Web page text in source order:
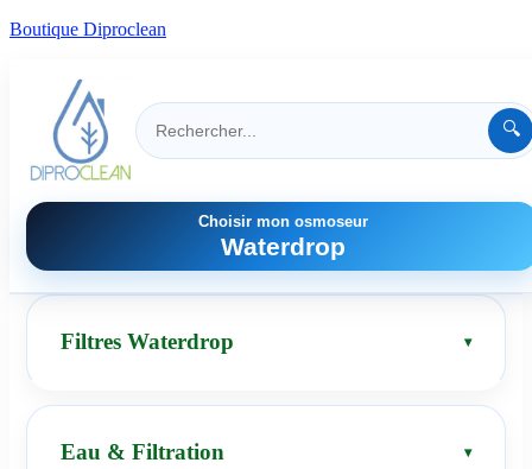
Boutique Diproclean
🔍
Choisir mon osmoseur
Waterdrop
Filtres Waterdrop
Eau & Filtration